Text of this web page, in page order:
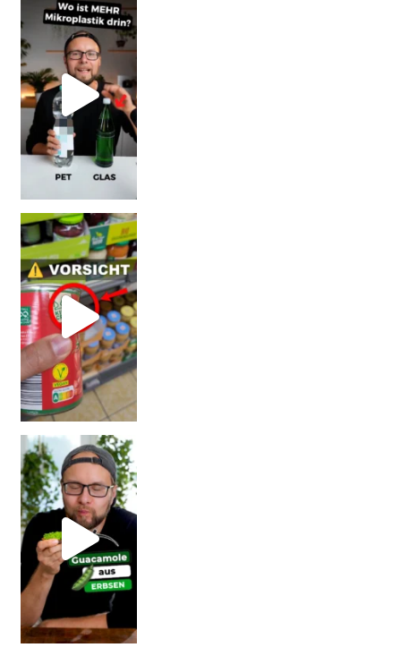
SCHOCK-STUDIE: Mehr Mikroplastik in Glasflaschen
Vorsicht! Eine Dell
Erb